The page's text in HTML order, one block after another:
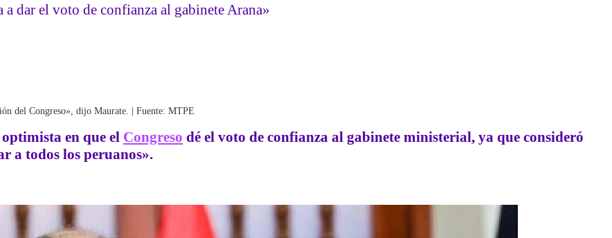
dar el voto de confianza al gabinete Arana»
del Congreso», dijo Maurate. | Fuente: MTPE
en que el Congreso dé el voto de confianza al gabinete ministerial, ya que consideró
a todos los peruanos».